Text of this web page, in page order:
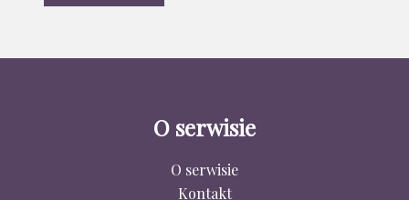
O serwisie
O serwisie
Kontakt